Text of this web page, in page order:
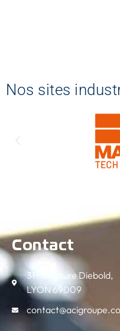
Nos sites
Contact
31 rue Laure Diebold,
LYON 69009